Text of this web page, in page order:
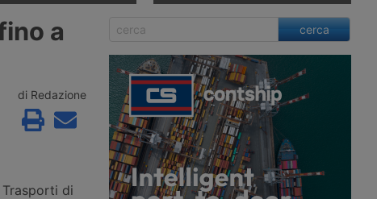
Economica ha
interventi in nove porti
opere nuove a Trieste,
di progetti già
sei scali.
Washington punta ad annunciare
l’accordo provvisorio con Teheran e
di Hormuz, mentre sulla rotta omanita
una portarinfuse greca viene colpita
da un proiettile e nel Mar Rosso gli
Houthi rivendicano l’ottavo attacco a
una petroliera saudita dal 22 luglio.
a
di Redazione
di
cerca